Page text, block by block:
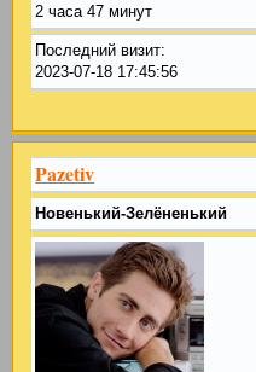
2 часа 47 минут
Последний визит:
2023-07-18 17:45:56
Pazetiv
Новенький-Зелёненький